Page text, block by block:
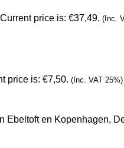
Current price is: €37,49. (Inc.
price is: €7,50. (Inc. VAT 25%)
Ebeltoft en Kopenhagen,